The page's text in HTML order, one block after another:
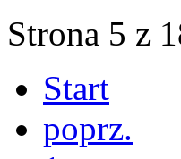
Strona 5 z
Start
poprz.